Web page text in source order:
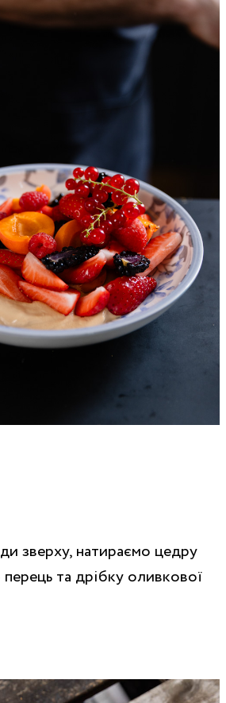
зверху, натираємо цедру
та дрібку оливкової